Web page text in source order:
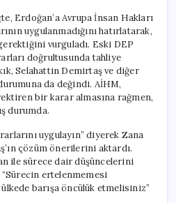
Erdoğan’a Avrupa İnsan Hakları
uygulanmadığını hatırlatarak,
vurguladı. Eski DEP
doğrultusunda tahliye
Selahattin Demirtaş ve diğer
da değindi. AİHM,
bir karar almasına rağmen,
durumda.
uygulayın” diyerek Zana
çözüm önerilerini aktardı.
ile sürece dair düşüncelerini
“Sürecin ertelenmemesi
barışa öncülük etmelisiniz”